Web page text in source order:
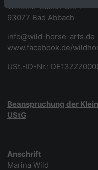
Wilhelm-Busch-Str. 1
93077 Bad Abbach
info@wild-horse-arts.de
www.facebook.de/
USt.-ID-Nr.:
Beanspruchung der
UStG
Anschrift
Marina Wild